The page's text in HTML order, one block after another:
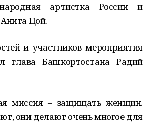
артистка России и
Цой.
и участников мероприятия
глава Башкортостана Радий
миссия – защищать женщин.
они делают очень многое для